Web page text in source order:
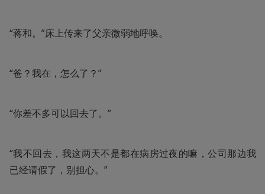
“蒋和。”床上传来了父亲微弱地呼唤。
“爸？我在，怎么了？”
“你差不多可以回去了。”
“我不回去，我这两天不是都在病房过夜的嘛，公司那边我
已经请假了，别担心。”